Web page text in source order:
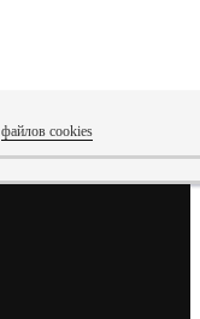
файлов cookies